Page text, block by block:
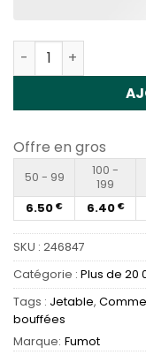
Quantité Fumot
Offre en gros
50 - 99
100 -
199
6.50 € 6.40 €
SKU : 246847
Catégorie : Plus de 20
Tags : Jetable,
bouffées
Marque: Fumot